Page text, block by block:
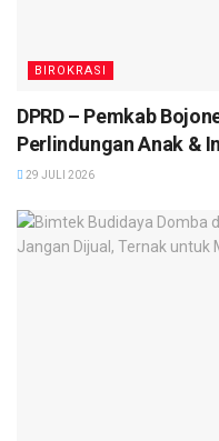
BIROKRASI
DPRD – Pemkab
Perlindungan Anak &
29 JULI 2026